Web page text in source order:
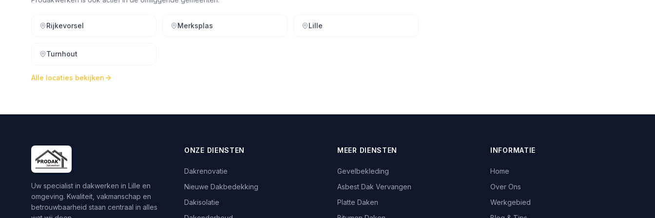
Rijkevorsel Merksplas Lille
Turnhout
Alle locaties bekijken
Uw specialist in dakwerken in Lille en
omgeving. Kwaliteit, vakmanschap en
betrouwbaarheid staan centraal in alles
ONZE DIENSTEN
Dakrenovatie
Nieuwe Dakbedekking
Dakisolatie
MEER DIENSTEN
Gevelbekleding
Asbest Dak Vervangen
Platte Daken
INFORMATIE
Home
Over Ons
Werkgebied